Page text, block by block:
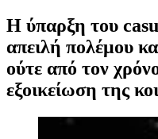
Η ύπαρξη του
απειλή πολέμου
ούτε από τον
εξοικείωση της